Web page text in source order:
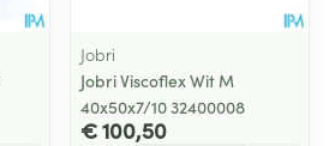
Jobri
Jobri Viscoflex Wit M
40x50x7/10 32400008
€ 100,50